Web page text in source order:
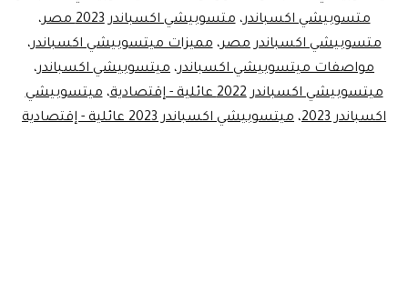
متسوبيشي اكسباندر،متسوبيشي اكسباندر 2023 مصر
،
متسوبيشي اكسباندر مصر،مميزات ميتسوبيشي اكسباندر،
مواصفات ميتسوبيشي اكسباندر، ميتسوبيشي اكسباندر،
ميتسوبيشي اكسباندر 2022 عائلية - إقتصادية
،ميتسوبيشي
اكسباندر 2023
، ميتسوبيشي اكسباندر 2023 عائلية - إقتصادية